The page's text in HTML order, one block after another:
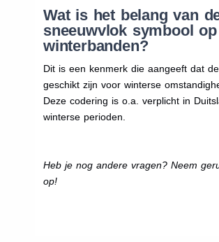
Wat is het belang van
sneeuwvlok symbool op
winterbanden?
Dit is een kenmerk die aangeeft dat
geschikt zijn voor winterse
Deze codering is o.a. verplicht in
winterse perioden.
Heb je nog andere vragen? Neem
op!